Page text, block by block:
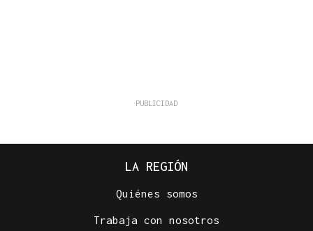
LA REGIÓN
Quiénes somos
Trabaja con nosotros